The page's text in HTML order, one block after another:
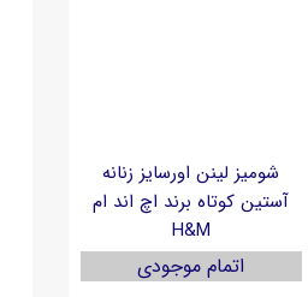
شومیز لینن اورسایز زنانه
آستین کوتاه برند اچ اند ام
H&M
اتمام موجودی